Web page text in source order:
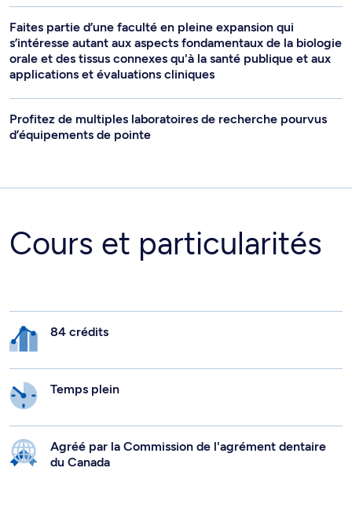
Faites partie d’une faculté en pleine expansion qui
s’intéresse autant aux aspects fondamentaux de la biologie
orale et des tissus connexes qu'à la santé publique et aux
applications et évaluations cliniques
Profitez de multiples laboratoires de recherche pourvus
d’équipements de pointe
Cours et particularités
84 crédits
Temps plein
Agréé par la Commission de l'agrément dentaire
du Canada